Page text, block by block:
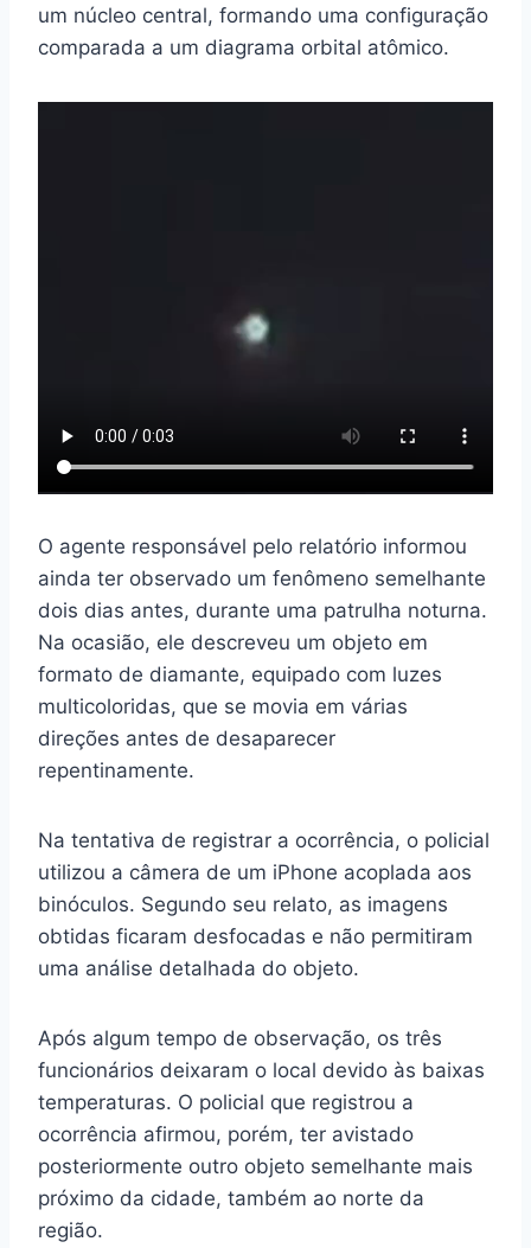
um núcleo central, formando uma configuração
comparada a um diagrama orbital atômico.
O agente responsável pelo relatório informou
ainda ter observado um fenômeno semelhante
dois dias antes, durante uma patrulha noturna.
Na ocasião, ele descreveu um objeto em
formato de diamante, equipado com luzes
multicoloridas, que se movia em várias
direções antes de desaparecer
repentinamente.
Na tentativa de registrar a ocorrência, o policial
utilizou a câmera de um iPhone acoplada aos
binóculos. Segundo seu relato, as imagens
obtidas ficaram desfocadas e não permitiram
uma análise detalhada do objeto.
Após algum tempo de observação, os três
funcionários deixaram o local devido às baixas
temperaturas. O policial que registrou a
ocorrência afirmou, porém, ter avistado
posteriormente outro objeto semelhante mais
próximo da cidade, também ao norte da
região.